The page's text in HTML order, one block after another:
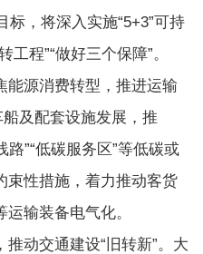
标，将深入实施“5+3”可持
程”“做好三个保障”。
能源消费转型，推进运输
及配套设施发展，推
路”“低碳服务区”等低碳或
束性措施，着力推动客货
输装备电气化。
动交通建设“旧转新”。大